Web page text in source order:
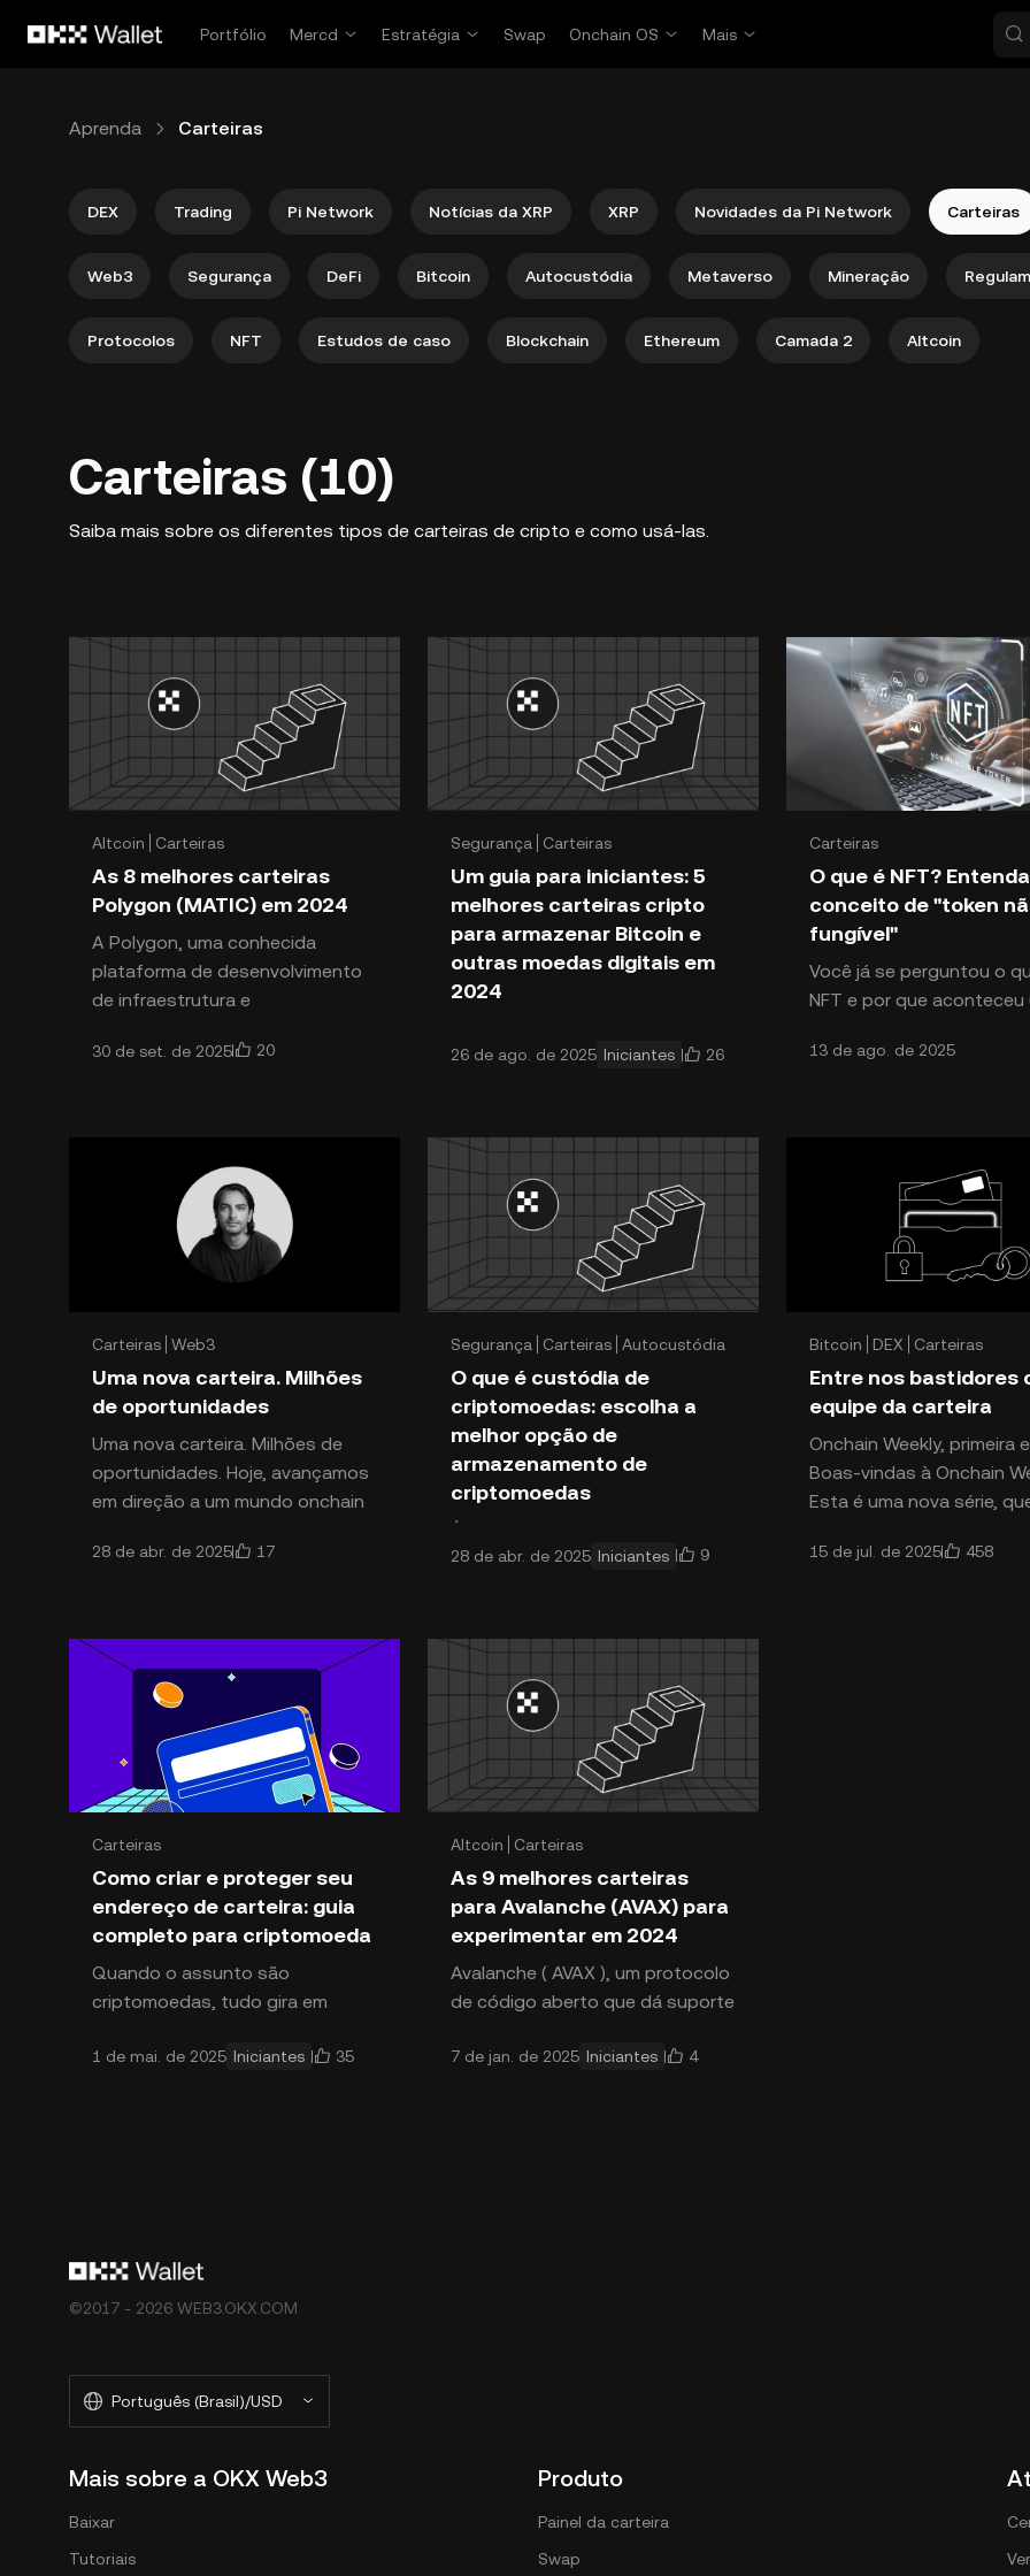
Portfólio
Mercd Estratégia Swap Onchain OS Mais
Aprenda Carteiras
DEX Trading Pi Network Notícias da XRP XRP Novidades da Pi Network Carteiras
Web3 Segurança DeFi Bitcoin Autocustódia Metaverso Mineração
Protocolos NFT Estudos de caso Blockchain Ethereum Camada 2 Altcoin
Carteiras (10)
Saiba mais sobre os diferentes tipos de carteiras de cripto e como usá-las.
Altcoin Carteiras
As 8 melhores carteiras
Polygon (MATIC) em 2024
A Polygon, uma conhecida
plataforma de desenvolvimento
de infraestrutura e
ganhou popularidade
30 de set. de 2025 20
Segurança Carteiras
Um guia para iniciantes: 5
melhores carteiras cripto
para armazenar Bitcoin e
outras moedas digitais em
2024
criptomoedas é um pouco como
cada oscilação na blockchain tr
26 de ago. de 2025 Iniciantes 26
Carteiras
O que é NFT?
conceito de "token
fungível"
Você já se perguntou o
NFT e por que aconteceu
digital? O token não
13 de ago. de 2025
Carteiras Web3
Uma nova carteira. Milhões
de oportunidades
Uma nova carteira. Milhões de
oportunidades. Hoje, avançamos
em direção a um mundo onchain
reimaginada, seu destino para m
28 de abr. de 2025 17
Segurança Carteiras Autocustódia
O que é custódia de
criptomoedas: escolha a
melhor opção de
armazenamento de
criptomoedas
É difícil sobreestimar o quanto os
criptoativos foram disruptivos no
atraente, poi
28 de abr. de 2025 Iniciantes 9
Bitcoin DEX Carteiras
Entre nos bastidores
equipe da carteira
Onchain Weekly, primeira
Boas-vindas à Onchain
Esta é uma nova série,
os bastidores com a equip
15 de jul. de 2025 458
Carteiras
Como criar e proteger seu
endereço de carteira: guia
completo para criptomoeda
Quando o assunto são
criptomoedas, tudo gira em
controle. E o endereço da sua
1 de mai. de 2025 Iniciantes 35
Altcoin Carteiras
As 9 melhores carteiras
para Avalanche (AVAX) para
experimentar em 2024
Avalanche ( AVAX ), um protocolo
de código aberto que dá suporte
descentralizados (DApps), teve
7 de jan. de 2025 Iniciantes 4
©2017 - 2026 WEB3.OKX.COM
Português (Brasil)/USD
Mais sobre a OKX Web3
Baixar
Tutoriais
Produto
Painel da carteira
Swap